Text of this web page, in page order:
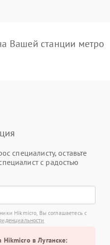
Вашей станции метро
специалисту, оставьте
с радостью
Hikmicro, Вы соглашаетесь с
Hikmicro в Луганске: